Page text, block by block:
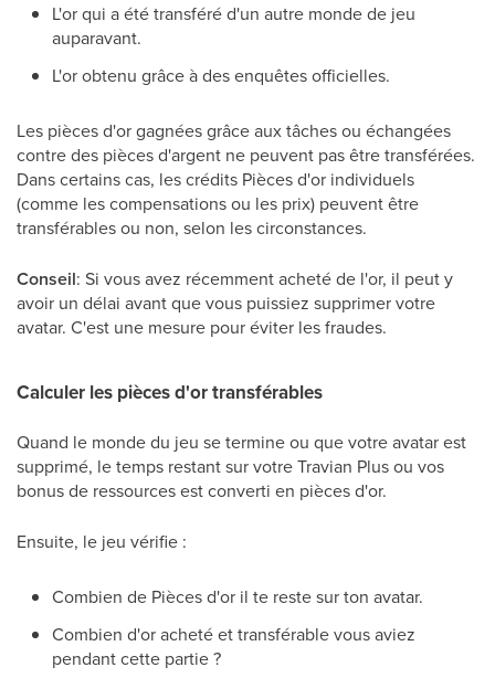
L'or qui a été transféré d'un autre monde de jeu
auparavant.
L'or obtenu grâce à des enquêtes officielles.
Les pièces d'or gagnées grâce aux tâches ou échangées
contre des pièces d'argent ne peuvent pas être transférées.
Dans certains cas, les crédits Pièces d'or individuels
(comme les compensations ou les prix) peuvent être
transférables ou non, selon les circonstances.
Conseil: Si vous avez récemment acheté de l'or, il peut y
avoir un délai avant que vous puissiez supprimer votre
avatar. C'est une mesure pour éviter les fraudes.
Calculer les pièces d'or transférables
Quand le monde du jeu se termine ou que votre avatar est
supprimé, le temps restant sur votre Travian Plus ou vos
bonus de ressources est converti en pièces d'or.
Ensuite, le jeu vérifie :
Combien de Pièces d'or il te reste sur ton avatar.
Combien d'or acheté et transférable vous aviez
pendant cette partie ?